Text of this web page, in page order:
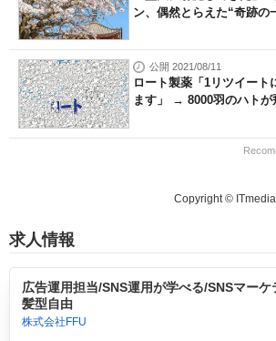
ン、偶然とらえた“奇跡の
公開 2021/08/11
ロート製薬「1リツイート
ます」 → 8000羽のハトが
Copyright ©
求人情報
広告運用担当/SNS運用が学べる/SNSマー
髪型自由
株式会社FFU